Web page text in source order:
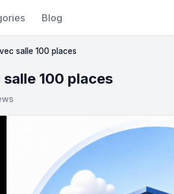
Blog
salle 100 places
100 places